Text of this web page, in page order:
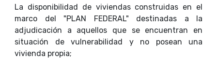
La disponibilidad de viviendas construidas en el
marco del "PLAN FEDERAL" destinadas a la
adjudicación a aquellos que se encuentran en
situación de vulnerabilidad y no posean una
vivienda propia;